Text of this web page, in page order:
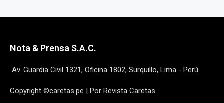
Nota & Prensa S.A.C.
Av. Guardia Civil 1321, Oficina 1802, Surquillo, Lima - Perú
Copyright ©caretas.pe | Por Revista Caretas